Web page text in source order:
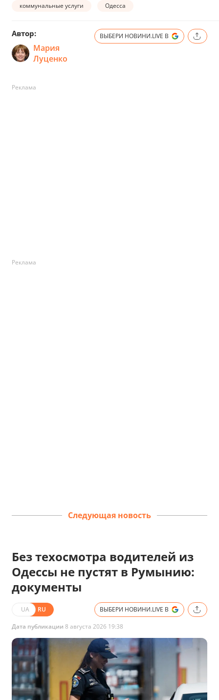
коммунальные услуги Одесса
Автор:
Мария
Луценко
ВЫБЕРИ НОВИНИ.LIVE В
Реклама
Реклама
Следующая новость
Без техосмотра водителей из
Одессы не пустят в Румынию:
документы
UA RU ВЫБЕРИ НОВИНИ.LIVE В
Дата публикации 8 августа 2026 19:38